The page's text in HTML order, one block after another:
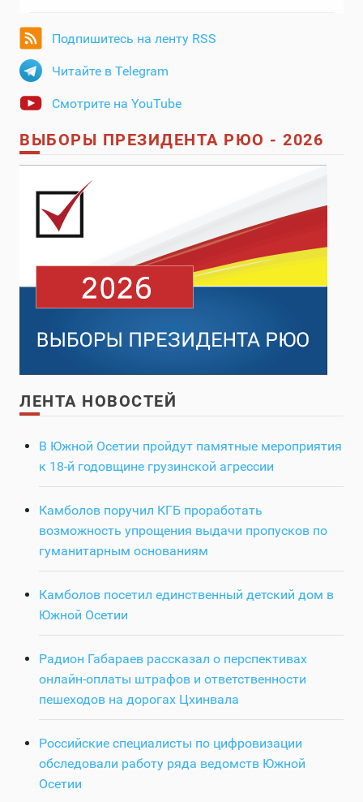
Подпишитесь на ленту RSS
Читайте в Telegram
Смотрите на YouTube
ВЫБОРЫ ПРЕЗИДЕНТА РЮО - 2026
ЛЕНТА НОВОСТЕЙ
В Южной Осетии пройдут памятные мероприятия
к 18-й годовщине грузинской агрессии
Камболов поручил КГБ проработать
возможность упрощения выдачи пропусков по
гуманитарным основаниям
Камболов посетил единственный детский дом в
Южной Осетии
Радион Габараев рассказал о перспективах
онлайн-оплаты штрафов и ответственности
пешеходов на дорогах Цхинвала
Российские специалисты по цифровизации
обследовали работу ряда ведомств Южной
Осетии